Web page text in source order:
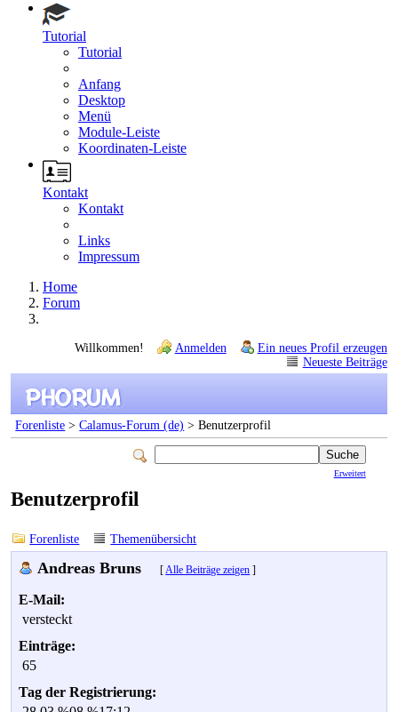
Tutorial
Tutorial
Anfang
Desktop
Menü
Module-Leiste
Koordinaten-Leiste
Kontakt
Kontakt
Links
Impressum
Home
Forum
Willkommen! Anmelden
Ein neues Profil erzeugen
Neueste Beiträge
Forenliste >Calamus-Forum (de) > Benutzerprofil
Erweitert
Benutzerprofil
Forenliste Themenübersicht
Andreas Bruns [Alle Beiträge zeigen ]
E-Mail:
versteckt
Einträge:
65
Tag der Registrierung: